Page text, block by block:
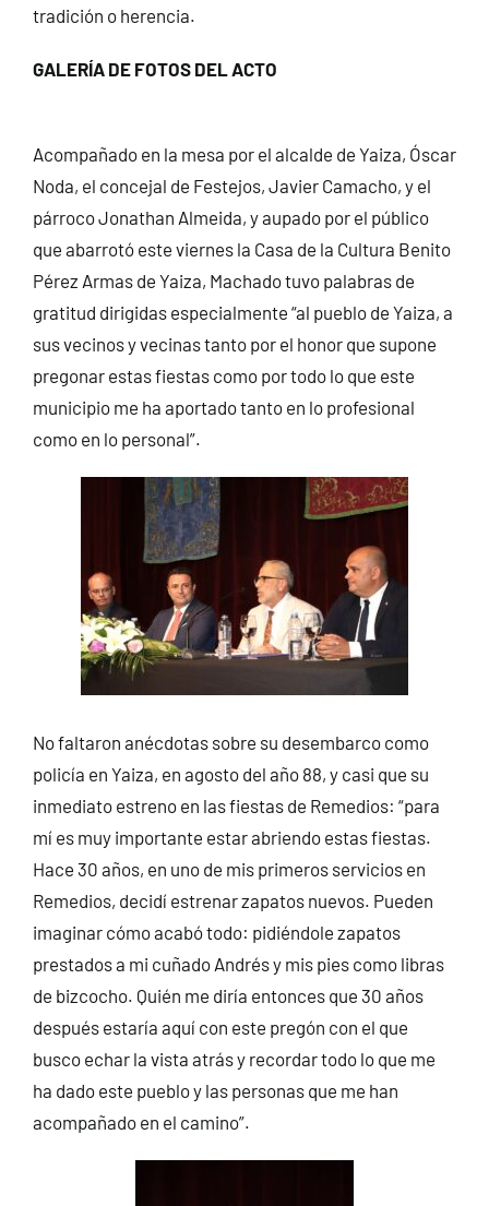
tradición o herencia.
GALERÍA DE FOTOS DEL ACTO
Acompañado en la mesa por el alcalde de Yaiza, Óscar
Noda, el concejal de Festejos, Javier Camacho, y el
párroco Jonathan Almeida, y aupado por el público
que abarrotó este viernes la Casa de la Cultura Benito
Pérez Armas de Yaiza, Machado tuvo palabras de
gratitud dirigidas especialmente “al pueblo de Yaiza, a
sus vecinos y vecinas tanto por el honor que supone
pregonar estas fiestas como por todo lo que este
municipio me ha aportado tanto en lo profesional
como en lo personal”.
No faltaron anécdotas sobre su desembarco como
policía en Yaiza, en agosto del año 88, y casi que su
inmediato estreno en las fiestas de Remedios: “para
mí es muy importante estar abriendo estas fiestas.
Hace 30 años, en uno de mis primeros servicios en
Remedios, decidí estrenar zapatos nuevos. Pueden
imaginar cómo acabó todo: pidiéndole zapatos
prestados a mi cuñado Andrés y mis pies como libras
de bizcocho. Quién me diría entonces que 30 años
después estaría aquí con este pregón con el que
busco echar la vista atrás y recordar todo lo que me
ha dado este pueblo y las personas que me han
acompañado en el camino”.